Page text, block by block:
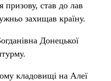
призову, став до лав
захищав країну.
Донецької
кладовищі на Алеї